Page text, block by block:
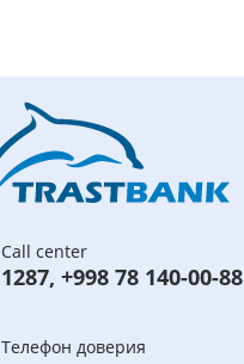
Call center
1287, +998 78 140-00-88
Телефон доверия